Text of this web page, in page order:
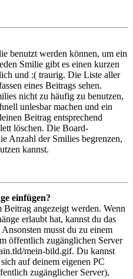
benutzt werden können, um ein
Smilie gibt es einen kurzen
und :( traurig. Die Liste aller
eines Beitrags sehen.
nicht zu häufig zu benutzen,
unlesbar machen und ein
Beitrag entsprechend
löschen. Die Board-
Anzahl der Smilies begrenzen,
kannst.
einfügen?
angezeigt werden. Wenn
erlaubt hat, kannst du das
musst du zu einem
öffentlich zugänglichen Server
mein-bild.gif. Du kannst
auf deinem eigenen PC
zugänglicher Server),